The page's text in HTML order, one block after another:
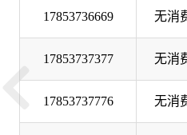
17853736669 无消
17853737377 无消
17853737776 无消